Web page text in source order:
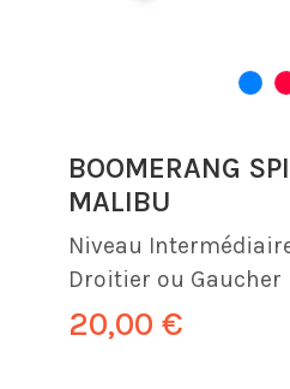
BOOMERANG
MALIBU
Niveau
Droitier ou Gaucher
20,00 €